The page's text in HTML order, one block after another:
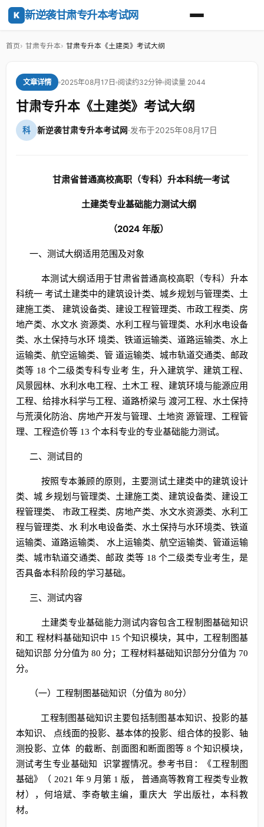
K 新逆袭甘肃专升本考试网
首页 甘肃专升本 甘肃专升本《土建类》考试大纲
文章详情 2025年08月17日 阅读约32分钟 阅读量 2044
甘肃专升本《土建类》考试大纲
科 新逆袭甘肃专升本考试网·发布于2025年08月17日
甘肃省普通高校高职（专科）升本科统一考试
土建类专业基础能力测试大纲
（2024 年版）
一、测试大纲适用范围及对象
本测试大纲适用于甘肃省普通高校高职（专科）升本
科统一 考试土建类中的建筑设计类、城乡规划与管理类、土
建施工类、 建筑设备类、建设工程管理类、市政工程类、房
地产类、水文水 资源类、水利工程与管理类、水利水电设备
类、水土保持与水环 境类、铁道运输类、道路运输类、水上
运输类、航空运输类、管 道运输类、城市轨道交通类、邮政
类等 18 个二级类专科专业考 生，升入建筑学、建筑工程、
风景园林、水利水电工程、土木工 程、建筑环境与能源应用
工程、给排水科学与工程、道路桥梁与 渡河工程、水土保持
与荒漠化防治、房地产开发与管理、土地资 源管理、工程管
理、工程造价等 13 个本科专业的专业基础能力测试。
二、测试目的
按照专本兼顾的原则，主要测试土建类中的建筑设计
类、城 乡规划与管理类、土建施工类、建筑设备类、建设工
程管理类、 市政工程类、房地产类、水文水资源类、水利工
程与管理类、水 利水电设备类、水土保持与水环境类、铁道
运输类、道路运输类、 水上运输类、航空运输类、管道运输
类、城市轨道交通类、邮政 类等 18 个二级类专业考生，是
否具备本科阶段的学习基础。
三、测试内容
土建类专业基础能力测试内容包含工程制图基础知识
和工 程材料基础知识中 15 个知识模块，其中，工程制图基
础知识部 分分值为 80 分；工程材料基础知识部分分值为 70
分。
（一）工程制图基础知识（分值为 80分）
工程制图基础知识主要包括制图基本知识、投影的基
本知识、 点线面的投影、基本体的投影、组合体的投影、轴
测投影、立体 的截断、剖面图和断面图等 8 个知识模块，
测试考生专业基础知 识掌握情况。参考书目：《工程制图
基础》（ 2021 年 9 月第 1 版， 普通高等教育工程类专业教
材），何培斌、李奇敏主编，重庆大 学出版社，本科教
材。